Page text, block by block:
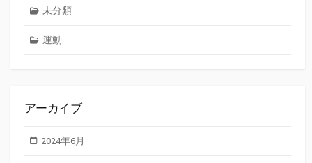
未分類
運動
アーカイブ
2024年6月